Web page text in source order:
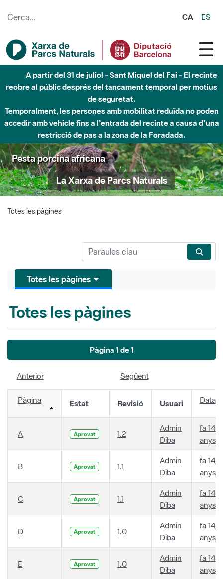
CA ES
A partir del 31 de juliol - Sant Miquel del Fai - El recinte
reobre al públic després del tancament temporal per motius
de seguretat.
Temporalment, les persones amb mobilitat reduïda no poden
accedir amb vehicle fins a l'entrada del recinte a causa d'una
restricció de pas a la zona de la Foradada.
Pesta porcina africana
La Xarxa de Parcs Naturals
Totes les pàgines
Totes les pàgines
Totes les pàgines
Pàgina 1 de 1
Anterior Següent
Pàgina Estat Revisió Usuari Data
A Aprovat 1.2
Admin
Diba
fa 14
anys
B Aprovat 1.1
Admin
Diba
fa 14
anys
C Aprovat 1.1
Admin
Diba
fa 14
anys
D Aprovat 1.0
Admin
Diba
fa 14
anys
E Aprovat 1.0
Admin
Diba
fa 14
anys